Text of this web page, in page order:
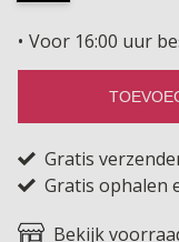
Voor 16:00 uur
Gratis
Gratis ophalen
Bekijk